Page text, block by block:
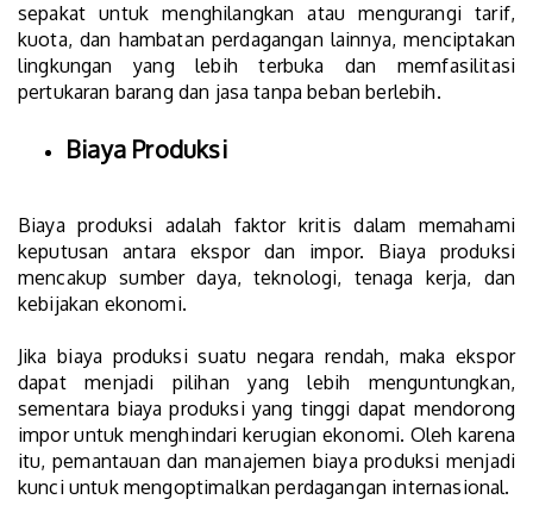
sepakat untuk menghilangkan atau mengurangi tarif,
kuota, dan hambatan perdagangan lainnya, menciptakan
lingkungan yang lebih terbuka dan memfasilitasi
pertukaran barang dan jasa tanpa beban berlebih.
Biaya Produksi
Biaya produksi adalah faktor kritis dalam memahami
keputusan antara ekspor dan impor. Biaya produksi
mencakup sumber daya, teknologi, tenaga kerja, dan
kebijakan ekonomi.
Jika biaya produksi suatu negara rendah, maka ekspor
dapat menjadi pilihan yang lebih menguntungkan,
sementara biaya produksi yang tinggi dapat mendorong
impor untuk menghindari kerugian ekonomi. Oleh karena
itu, pemantauan dan manajemen biaya produksi menjadi
kunci untuk mengoptimalkan perdagangan internasional.